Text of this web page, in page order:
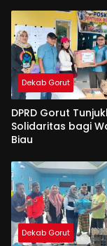
Dekab Gorut
DPRD Gorut
Solidaritas bagi
Biau
Dekab Gorut